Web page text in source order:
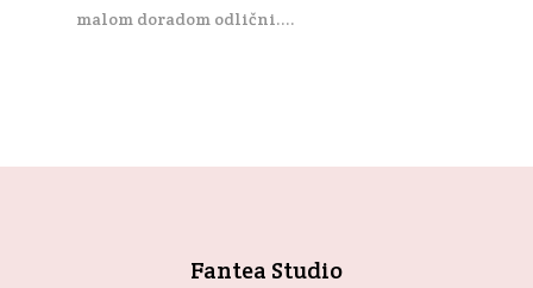
malom doradom odlični....
Fantea Studio